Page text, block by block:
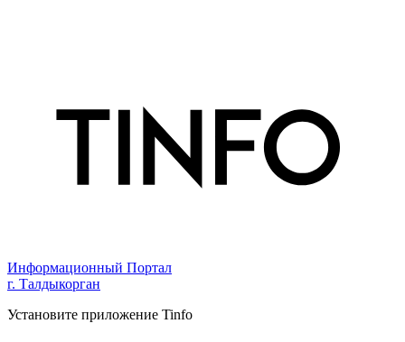
Информационный Портал
г. Талдыкорган
Установите приложение Tinfo